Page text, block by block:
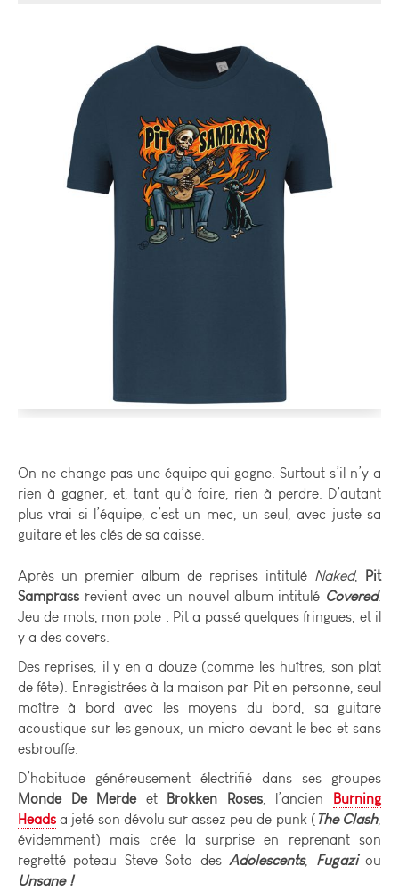
On ne change pas une équipe qui gagne. Surtout s’il n’y a
rien à gagner, et, tant qu’à faire, rien à perdre. D’autant
plus vrai si l’équipe, c’est un mec, un seul, avec juste sa
guitare et les clés de sa caisse.
Après un premier album de reprises intitulé Naked, Pit
Samprass revient avec un nouvel album intitulé Covered.
Jeu de mots, mon pote : Pit a passé quelques fringues, et il
y a des covers.
Des reprises, il y en a douze (comme les huîtres, son plat
de fête). Enregistrées à la maison par Pit en personne, seul
maître à bord avec les moyens du bord, sa guitare
acoustique sur les genoux, un micro devant le bec et sans
esbrouffe.
D’habitude généreusement électrifié dans ses groupes
Monde De Merdeet Brokken Roses, l’ancien Burning
Heads a jeté son dévolu sur assez peu de punk ( The Clash,
évidemment) mais crée la surprise en reprenant son
regretté poteau Steve Soto desAdolescents, Fugaziou
Unsane !